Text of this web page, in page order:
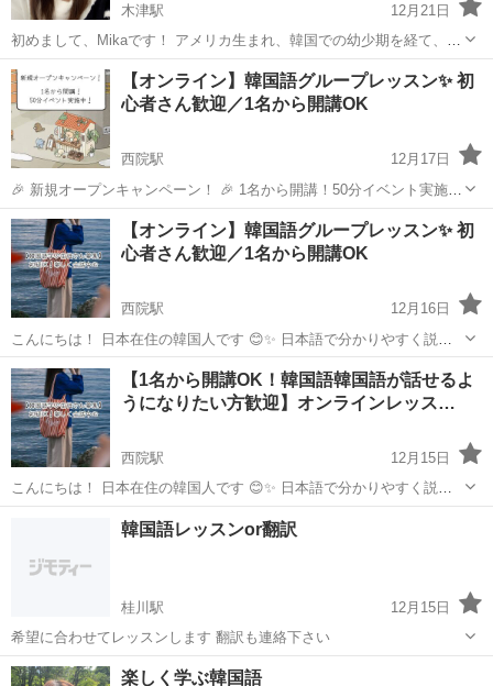
木津駅
12月21日
初めまして、Mikaです！ アメリカ生まれ、韓国での幼少期を経て、中
国で大学生活。その後は、日本の国立大学で研究生として過ごしまし
た。 今はオンラインを中心に、韓国語、英語、中国語、そして日本語
を教えています。 レ...
木津川市 木津駅 韓国語 オンライン
【オンライン】韓国語グループレッスン✨ 初
心者さん歓迎／1名から開講OK
西院駅
12月17日
🎉 新規オープンキャンペーン！ 🎉 1名から開講！50分イベント実施
中！ オンライン新教室がオープンしました！ 私たちのオンラインスク
ールは何が違うの？ 独自のプログラムで、学習者の実力をしっかり伸
ばすだけで...
京都 京都市 韓国語 レッスン
【オンライン】韓国語グループレッスン✨ 初
心者さん歓迎／1名から開講OK
西院駅
12月16日
こんにちは！ 日本在住の韓国人です 😊✨ 日本語で分かりやすく説明
できます。 10年以上、韓国語教育に携わり、 たくさんの方と向き合い
ながら ノウハウを積み重ねてきました。 先生というより、 友だちの
よ...
京都 京都市 西院駅 韓国語 オンライン
【1名から開講OK！韓国語韓国語が話せるよ
うになりたい方歓迎】オンラインレッス…
西院駅
12月15日
こんにちは！ 日本在住の韓国人です 😊✨ 日本語で分かりやすく説明
できます。 10年以上、韓国語教育に携わり、 たくさんの方と向き合い
ながら ノウハウを積み重ねてきました。 先生というより、 友だちの
西院駅 オンライン
韓国語レッスンor翻訳
桂川駅
12月15日
希望に合わせてレッスンします 翻訳も連絡下さい
京都 京都市 桂川駅 韓国語
楽しく学ぶ韓国語